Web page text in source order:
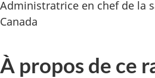
Administratrice en chef de la
Canada
À propos de ce